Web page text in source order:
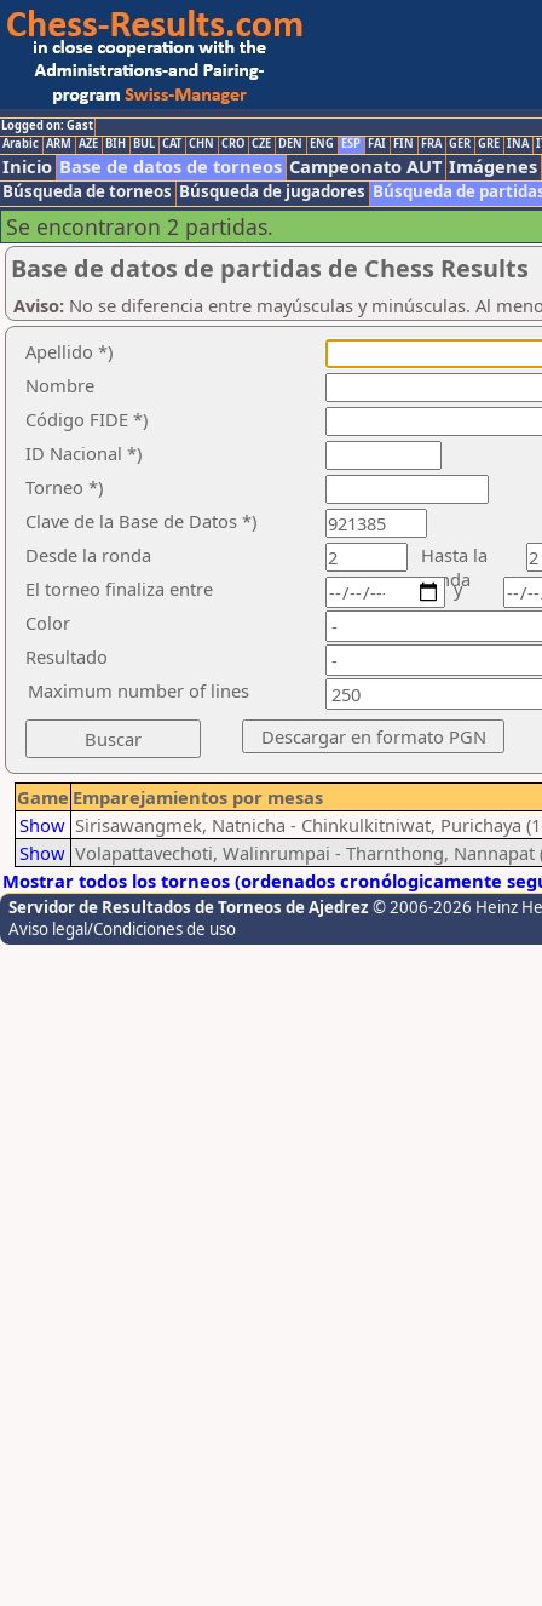
Logged on: Gast
Arabic ARM AZE BIH BUL CAT CHN CRO CZE DEN ENG ESP FAI FIN FRA GER GRE INA
Inicio Base de datos de torneos Campeonato AUT Imágenes
Búsqueda de torneos Búsqueda de jugadores Búsqueda de
Se encontraron 2 partidas.
Base de datos de partidas de Chess Results
Aviso: No se diferencia entre mayúsculas y minúsculas. Al
Apellido *)
Nombre
Código FIDE *)
ID Nacional *)
Torneo *)
Clave de la Base de Datos *)
Desde la ronda
Hasta la
ronda
El torneo finaliza entre
Color
Resultado
y
Maximum number of lines
Game Emparejamientos por mesas
Show Sirisawangmek, Natnicha - Chinkulkitniwat, Purichaya
Show Volapattavechoti, Walinrumpai - Tharnthong, Nannapat
Mostrar todos los torneos (ordenados cronólogicamente
Servidor de Resultados de Torneos de Ajedrez © 2006-2026 Heinz
Aviso legal/Condiciones de uso